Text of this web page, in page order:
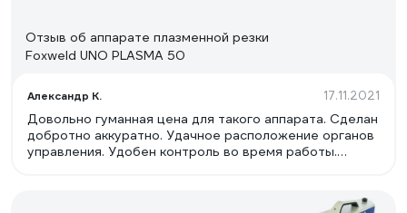
Отзыв об аппарате плазменной резки
Foxweld UNO PLASMA 50
Александр К. 17.11.2021
Довольно гуманная цена для такого аппарата. Сделан
добротно аккуратно. Удачное расположение органов
управления. Удобен контроль во время работы.
стоит не дорого, легко заменить, можно подобрать с